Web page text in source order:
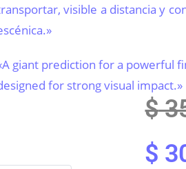
visible a distancia y
giant prediction for a powerful
for strong visual impact.»
$
$